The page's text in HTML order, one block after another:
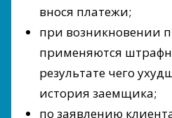
внося платежи;
при возникновении
применяются
результате чего
история заемщика;
по заявлению